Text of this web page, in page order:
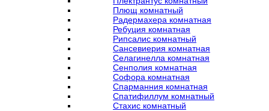
Плющ комнатный
Радермахера комнатная
Ребуция комнатная
Рипсалис комнатный
Сансевиерия комнатная
Селагинелла комнатная
Сенполия комнатная
Софора комнатная
Спарманния комнатная
Спатифиллум комнатный
Стахис комнатный